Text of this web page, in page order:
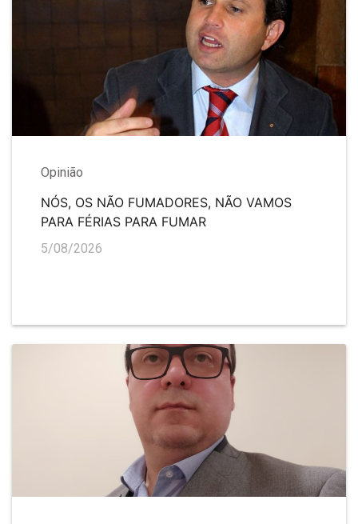
Opinião
NÓS, OS NÃO FUMADORES, NÃO VAMOS
PARA FÉRIAS PARA FUMAR
5/08/2026